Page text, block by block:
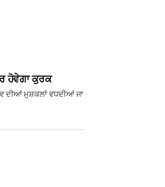
ਹੋਵੇਗਾ ਕੁਰਕ
ਦੀਆਂ ਮੁਸ਼ਕਲਾਂ ਵਧਦੀਆਂ ਜਾ